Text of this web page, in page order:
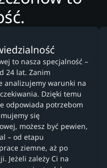
to nasza specjalność –
24 lat. Zanim
analizujemy warunki na
Dzięki temu
odpowiada potrzebom
się
możesz być pewien,
– od etapu
ziemne, aż po
Jeżeli zależy Ci na